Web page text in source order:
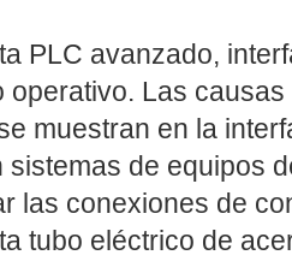
PLC avanzado,
operativo. Las
muestran en la
de equipos
las conexiones de
tubo eléctrico de